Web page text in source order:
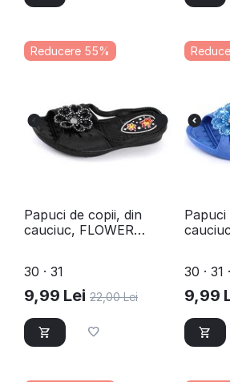
Reducere 55%
Papuci de copii, din
cauciuc, FLOWER
30 · 31
9,99 Lei 22,00 Lei
Papuci
30 · 31
9,99